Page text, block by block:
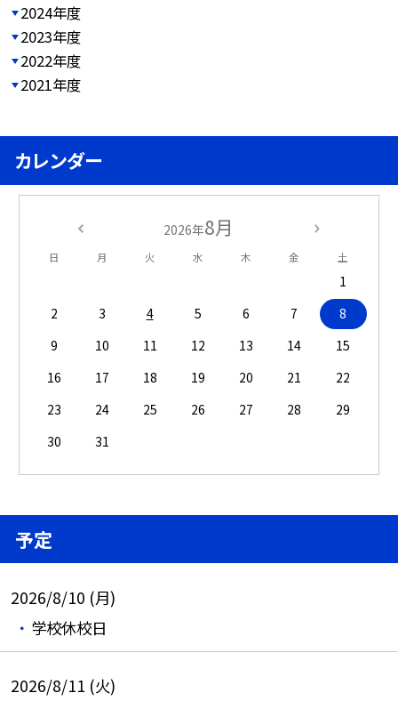
2024年度
2023年度
2022年度
2021年度
カレンダー
2026年8月
日 月 火 水 木 金 土
1
2
3 4 5 6 7
8
9
10 11 12 13 14
15
16
17 18 19 20 21
22
23
24 25 26 27 28
29
30
31
予定
2026/8/10 (月)
学校休校日
2026/8/11 (火)